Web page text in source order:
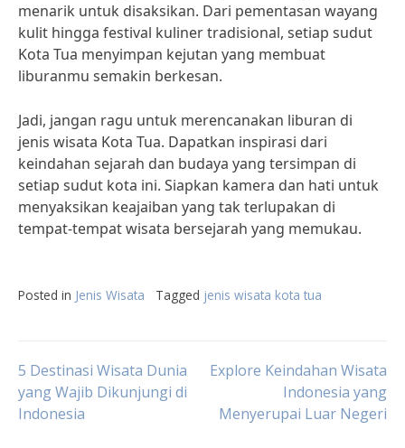
menarik untuk disaksikan. Dari pementasan wayang
kulit hingga festival kuliner tradisional, setiap sudut
Kota Tua menyimpan kejutan yang membuat
liburanmu semakin berkesan.
Jadi, jangan ragu untuk merencanakan liburan di
jenis wisata Kota Tua. Dapatkan inspirasi dari
keindahan sejarah dan budaya yang tersimpan di
setiap sudut kota ini. Siapkan kamera dan hati untuk
menyaksikan keajaiban yang tak terlupakan di
tempat-tempat wisata bersejarah yang memukau.
Posted in Jenis Wisata Tagged jenis wisata kota tua
Post
navigation
5 Destinasi Wisata Dunia
yang Wajib Dikunjungi di
Indonesia
Explore Keindahan Wisata
Indonesia yang
Menyerupai Luar Negeri